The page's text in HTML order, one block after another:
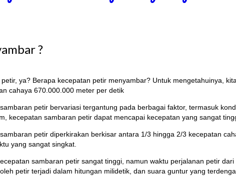
?
ya? Berapa kecepatan petir menyambar? Untuk mengetahuinya,
cahaya 670.000.000 meter per detik
petir bervariasi tergantung pada berbagai faktor, termasuk
kecepatan sambaran petir dapat mencapai kecepatan yang sangat
petir diperkirakan berkisar antara 1/3 hingga 2/3 kecepatan
yang sangat singkat.
sambaran petir sangat tinggi, namun waktu perjalanan petir
petir terjadi dalam hitungan milidetik, dan suara guntur yang